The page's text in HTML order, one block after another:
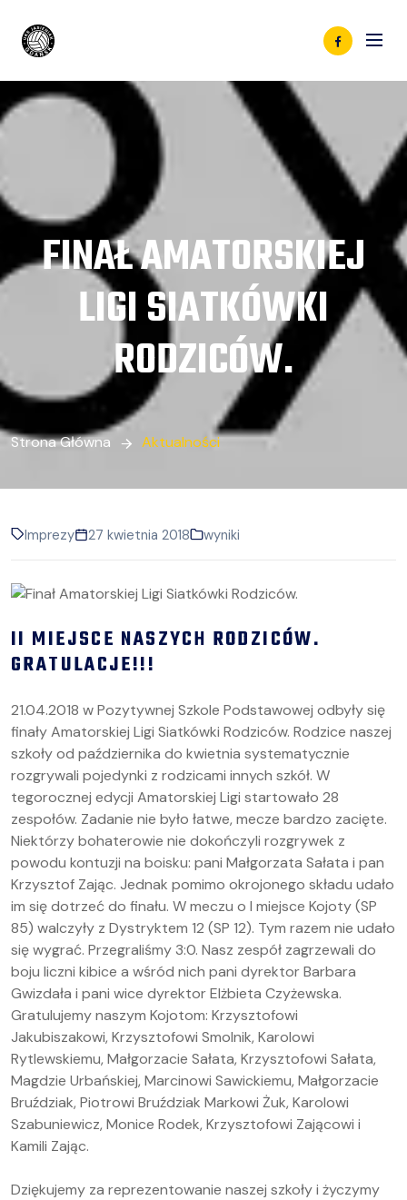
FINAŁ AMATORSKIEJ
LIGI SIATKÓWKI
RODZICÓW.
Strona Główna Aktualności
Imprezy 27 kwietnia 2018 wyniki
II MIEJSCE NASZYCH RODZICÓW.
GRATULACJE!!!
21.04.2018 w Pozytywnej Szkole Podstawowej odbyły się
finały Amatorskiej Ligi Siatkówki Rodziców. Rodzice naszej
szkoły od października do kwietnia systematycznie
rozgrywali pojedynki z rodzicami innych szkół. W
tegorocznej edycji Amatorskiej Ligi startowało 28
zespołów. Zadanie nie było łatwe, mecze bardzo zacięte.
Niektórzy bohaterowie nie dokończyli rozgrywek z
powodu kontuzji na boisku: pani Małgorzata Sałata i pan
Krzysztof Zając. Jednak pomimo okrojonego składu udało
im się dotrzeć do finału. W meczu o I miejsce Kojoty (SP
85) walczyły z Dystryktem 12 (SP 12). Tym razem nie udało
się wygrać. Przegraliśmy 3:0. Nasz zespół zagrzewali do
boju liczni kibice a wśród nich pani dyrektor Barbara
Gwizdała i pani wice dyrektor Elżbieta Czyżewska.
Gratulujemy naszym Kojotom: Krzysztofowi
Jakubiszakowi, Krzysztofowi Smolnik, Karolowi
Rytlewskiemu, Małgorzacie Sałata, Krzysztofowi Sałata,
Magdzie Urbańskiej, Marcinowi Sawickiemu, Małgorzacie
Bruździak, Piotrowi Bruździak Markowi Żuk, Karolowi
Szabuniewicz, Monice Rodek, Krzysztofowi Zającowi i
Kamili Zając.
Dziękujemy za reprezentowanie naszej szkoły i życzymy